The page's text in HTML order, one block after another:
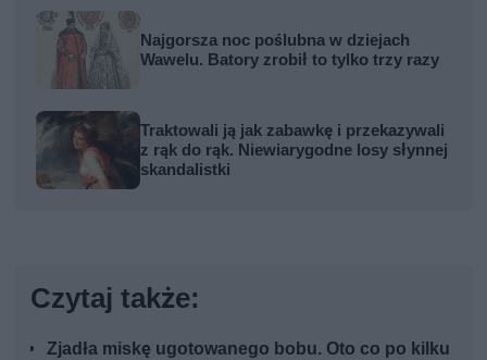
Najgorsza noc poślubna w dziejach
Wawelu. Batory zrobił to tylko trzy razy
Traktowali ją jak zabawkę i przekazywali
z rąk do rąk. Niewiarygodne losy słynnej
skandalistki
Czytaj także:
Zjadła miskę ugotowanego bobu. Oto co po kilku